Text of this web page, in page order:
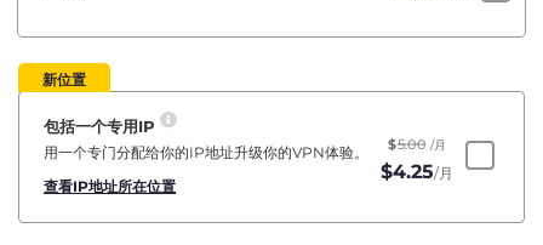
新位置
包括一个专用IP
用一个专门分配给你的IP地址升级你的VPN体验。
查看IP地址所在位置
$5.00 /月
$4.25/月